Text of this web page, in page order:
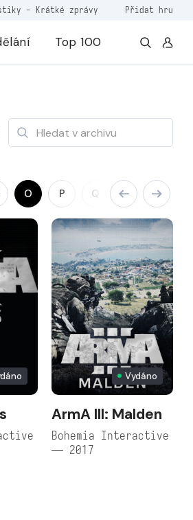
- Krátké zprávy Přidat hru
Top 100
O P Q R S
Vydáno
ArmA III: Malden
Bohemia Interactive
— 2017